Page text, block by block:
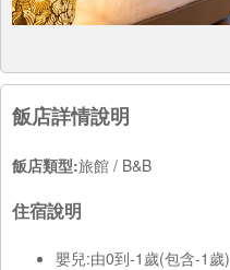
飯店詳情說明
飯店類型:旅館 / B&B
住宿說明
嬰兒:由0到-1歲(包含-1歲)